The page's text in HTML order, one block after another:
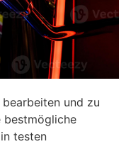
und zu
bestmögliche
testen